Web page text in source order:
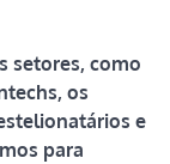
setores, como
os
e
para